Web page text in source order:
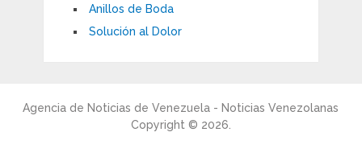
Anillos de Boda
Solución al Dolor
Agencia de Noticias de Venezuela - Noticias Venezolanas
Copyright © 2026.